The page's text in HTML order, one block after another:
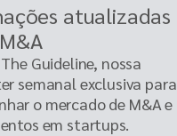
atualizadas
Guideline, nossa
semanal exclusiva para
o mercado de M&A e
em startups.